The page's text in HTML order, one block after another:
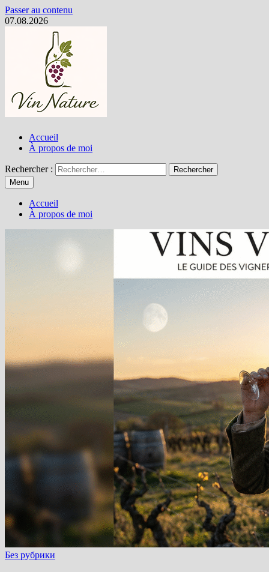
Passer au contenu
07.08.2026
Accueil
À propos de moi
Rechercher :
Menu
Accueil
À propos de moi
Без рубрики